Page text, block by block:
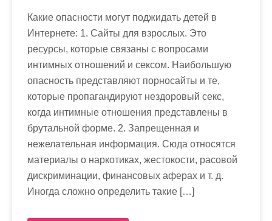
Какие опасности могут поджидать детей в
Интернете: 1. Сайты для взрослых. Это
ресурсы, которые связаны с вопросами
интимных отношений и сексом. Наибольшую
опасность представляют порносайты и те,
которые пропагандируют нездоровый секс,
когда интимные отношения представлены в
брутальной форме. 2. Запрещенная и
нежелательная информация. Сюда относятся
материалы о наркотиках, жестокости, расовой
дискриминации, финансовых аферах и т. д.
Иногда сложно определить такие […]